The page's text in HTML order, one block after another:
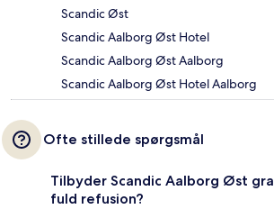
Scandic Øst
Scandic Aalborg Øst Hotel
Scandic Aalborg Øst Aalborg
Scandic Aalborg Øst Hotel Aalborg
Ofte stillede spørgsmål
Tilbyder Scandic Aalborg Øst
fuld refusion?